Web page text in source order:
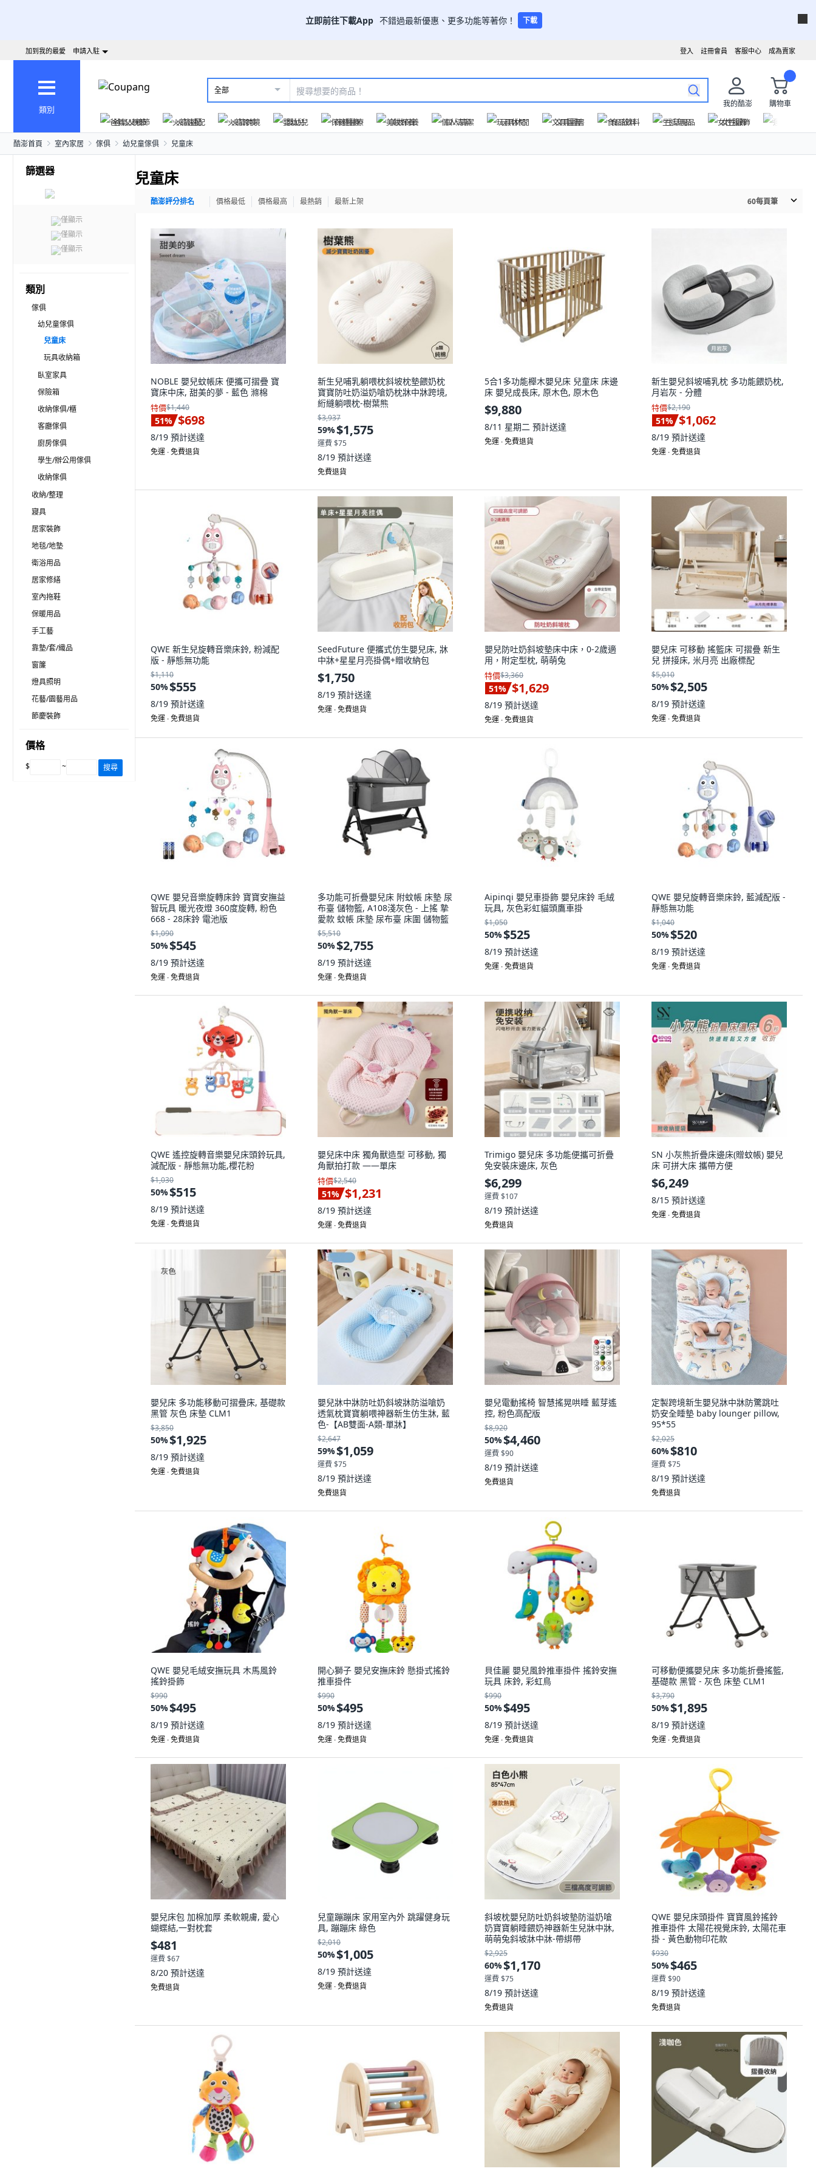
立即前往下載App 不錯過最新優惠、更多功能等著你！ 下載
成為賣家
客服中心
註冊會員
登入
加到我的最愛 申請入駐
類別
全部
我的酷澎
購物車
爸氣父親節
火箭速配 火箭跨境 嬰幼兒 保健醫療 美妝保養 個人清潔 玩具休閒 文具圖書 食品飲料 生活用品 女性服飾
酷澎首頁 室內家居 傢俱 幼兒童傢俱 兒童床
篩選器
僅顯示
僅顯示
僅顯示
類別
傢俱
幼兒童傢俱
兒童床
玩具收納箱
臥室家具
保險箱
收納傢俱/櫃
客廳傢俱
廚房傢俱
學生/辦公用傢俱
收納傢俱
收納/整理
寢具
居家裝飾
地毯/地墊
衛浴用品
居家修繕
室內拖鞋
保暖用品
手工藝
靠墊/套/織品
窗簾
燈具照明
花藝/園藝用品
節慶裝飾
價格
$ ~ 搜尋
兒童床
酷澎評分排名 價格最低 價格最高 最熱銷 最新上架 60每頁筆
NOBLE 嬰兒蚊帳床 便攜可摺疊 寶
寶床中床, 甜美的夢 - 藍色 滌棉
特價$1,440
51% $698
8/19 預計送達
免運 ∙ 免費退貨
新生兒哺乳躺喂枕斜坡枕墊餵奶枕
寶寶防吐奶溢奶嗆奶枕牀中牀跨境,
絎縫躺喂枕-樹葉熊
$3,937
59%$1,575
運費 $75
8/19 預計送達
免費退貨
5合1多功能櫸木嬰兒床 兒童床 床邊
床 嬰兒成長床, 原木色, 原木色
$9,880
8/11 星期二 預計送達
免運 ∙ 免費退貨
新生嬰兒斜坡哺乳枕 多功能餵奶枕,
月岩灰 - 分體
特價$2,190
51% $1,062
8/19 預計送達
免運 ∙ 免費退貨
QWE 新生兒旋轉音樂床鈴, 粉減配
版 - 靜態無功能
$1,110
50%$555
8/19 預計送達
免運 ∙ 免費退貨
SeedFuture 便攜式仿生嬰兒床, 牀
中牀+星星月亮掛偶+贈收納包
$1,750
8/19 預計送達
免運 ∙ 免費退貨
嬰兒防吐奶斜坡墊床中床，0-2歲適
用，附定型枕, 萌萌兔
特價$3,360
51% $1,629
8/19 預計送達
免運 ∙ 免費退貨
嬰兒床 可移動 搖籃床 可摺疊 新生
兒 拼接床, 米月亮 出廠標配
$5,010
50%$2,505
8/19 預計送達
免運 ∙ 免費退貨
QWE 嬰兒音樂旋轉床鈴 寶寶安撫益
智玩具 暖光夜燈 360度旋轉, 粉色
668 - 28床鈴 電池版
$1,090
50%$545
8/19 預計送達
免運 ∙ 免費退貨
多功能可折疊嬰兒床 附蚊帳 床墊 尿
布臺 儲物籃, A108淺灰色 - 上搖 摯
愛款 蚊帳 床墊 尿布臺 床圍 儲物籃
$5,510
50%$2,755
8/19 預計送達
免運 ∙ 免費退貨
Aipinqi 嬰兒車掛飾 嬰兒床鈴 毛絨
玩具, 灰色彩虹貓頭鷹車掛
$1,050
50%$525
8/19 預計送達
免運 ∙ 免費退貨
QWE 嬰兒旋轉音樂床鈴, 藍減配版 -
靜態無功能
$1,040
50%$520
8/19 預計送達
免運 ∙ 免費退貨
QWE 遙控旋轉音樂嬰兒床頭鈴玩具,
減配版 - 靜態無功能,櫻花粉
$1,030
50%$515
8/19 預計送達
免運 ∙ 免費退貨
嬰兒床中床 獨角獸造型 可移動, 獨
角獸拍打款 ——單床
特價$2,540
51% $1,231
8/19 預計送達
免運 ∙ 免費退貨
Trimigo 嬰兒床 多功能便攜可折疊
免安裝床邊床, 灰色
$6,299
運費 $107
8/19 預計送達
免費退貨
SN 小灰熊折疊床邊床(贈蚊帳) 嬰兒
床 可拼大床 攜帶方便
$6,249
8/15 預計送達
免運 ∙ 免費退貨
嬰兒床 多功能移動可摺疊床, 基礎款
黑管 灰色 床墊 CLM1
$3,850
50%$1,925
8/19 預計送達
免運 ∙ 免費退貨
嬰兒牀中牀防吐奶斜坡牀防溢嗆奶
透氣枕寶寶躺喂神器新生仿生牀, 藍
色-【AB雙面-A類-單牀】
$2,647
59%$1,059
運費 $75
8/19 預計送達
免費退貨
嬰兒電動搖椅 智慧搖晃哄睡 藍芽遙
控, 粉色高配版
$8,920
50%$4,460
運費 $90
8/19 預計送達
免費退貨
定製跨境新生嬰兒牀中牀防驚跳吐
奶安全睡墊 baby lounger pillow,
95*55
$2,025
60%$810
運費 $75
8/19 預計送達
免費退貨
QWE 嬰兒毛絨安撫玩具 木馬風鈴
搖鈴掛飾
$990
50%$495
8/19 預計送達
免運 ∙ 免費退貨
開心獅子 嬰兒安撫床鈴 懸掛式搖鈴
推車掛件
$990
50%$495
8/19 預計送達
免運 ∙ 免費退貨
貝佳麗 嬰兒風鈴推車掛件 搖鈴安撫
玩具 床鈴, 彩虹鳥
$990
50%$495
8/19 預計送達
免運 ∙ 免費退貨
可移動便攜嬰兒床 多功能折疊搖籃,
基礎款 黑管 - 灰色 床墊 CLM1
$3,790
50%$1,895
8/19 預計送達
免運 ∙ 免費退貨
嬰兒床包 加棉加厚 柔軟親膚, 愛心
蝴蝶結,一對枕套
$481
運費 $67
8/20 預計送達
免費退貨
兒童蹦蹦床 家用室內外 跳躍健身玩
具, 蹦蹦床 綠色
$2,010
50%$1,005
8/19 預計送達
免運 ∙ 免費退貨
斜坡枕嬰兒防吐奶斜坡墊防溢奶嗆
奶寶寶躺睡餵奶神器新生兒牀中牀,
萌萌兔斜坡牀中牀-帶綁帶
$2,925
60%$1,170
運費 $75
8/19 預計送達
免費退貨
QWE 嬰兒床頭掛件 寶寶風鈴搖鈴
推車掛件 太陽花視覺床鈴, 太陽花車
掛 - 黃色動物印花款
$930
50%$465
運費 $90
8/19 預計送達
免費退貨